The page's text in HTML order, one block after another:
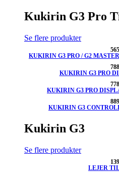
Kukirin G3 Pro
Se flere produkter
KUKIRIN G3 PRO / G2
KUKIRIN G3 PRO
KUKIRIN G3 PRO
KUKIRIN G3
Kukirin G3
Se flere produkter
LEJER